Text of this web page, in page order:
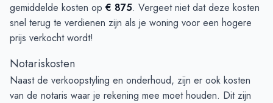
gemiddelde kosten op € 875. Vergeet niet dat deze kosten
snel terug te verdienen zijn als je woning voor een hogere
prijs verkocht wordt!
Notariskosten
Naast de verkoopstyling en onderhoud, zijn er ook kosten
van de notaris waar je rekening mee moet houden. Dit zijn